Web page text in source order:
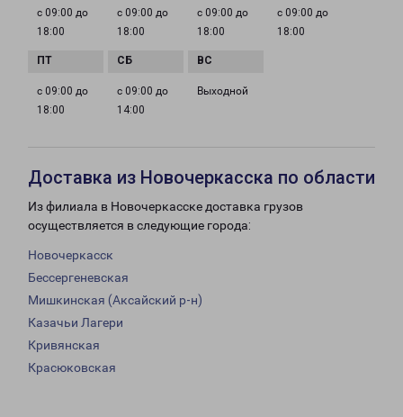
с 09:00 до
18:00
с 09:00 до
18:00
с 09:00 до
18:00
с 09:00 до
18:00
с 09:00 до
18:00
с 09:00 до
14:00
Выходной
Доставка из Новочеркасска по области
Из филиала в Новочеркасске доставка грузов
осуществляется в следующие города:
Новочеркасск
Бессергеневская
Мишкинская (Аксайский р-н)
Казачьи Лагери
Кривянская
Красюковская